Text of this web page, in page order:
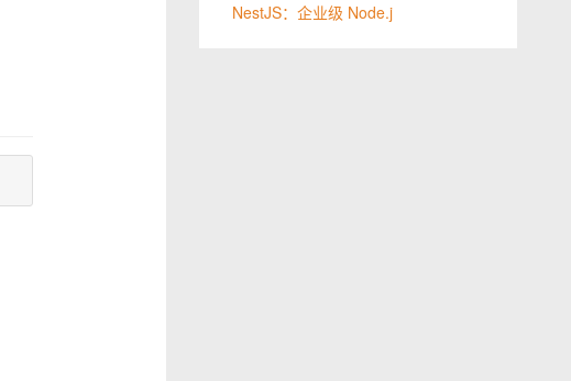
NestJS：企业级 Node.j